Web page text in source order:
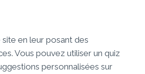
en leur posant des
Vous pouvez utiliser un quiz
personnalisées sur